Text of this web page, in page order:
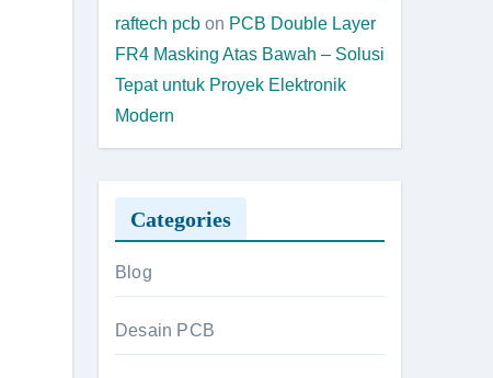
raftech pcb on PCB Double Layer
FR4 Masking Atas Bawah – Solusi
Tepat untuk Proyek Elektronik
Modern
Categories
Blog
Desain PCB